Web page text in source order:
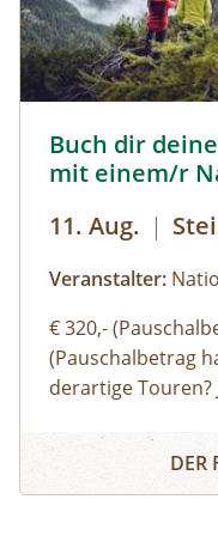
Buch dir
mit einem/r
11. Aug. |
Veranstalter:
€ 320,-
(Pauschalbetrag
derartige Touren?
einen Überblick
verschaffen. Sie
Buch dir deinen
DER